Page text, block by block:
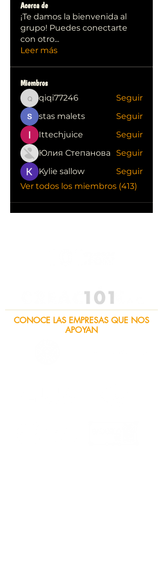
Acerca de
¡Te damos la bienvenida al
grupo! Puedes conectarte
con otro...
Leer más
Miembros
qiqi77246
qiqi77246
Seguir
stas malets
Seguir
Ittechjuice
Seguir
Юлия Степанова
Seguir
Kylie sallow
Seguir
Ver todos los miembros (413)
CONOCE LAS EMPRESAS QUE NOS
APOYAN